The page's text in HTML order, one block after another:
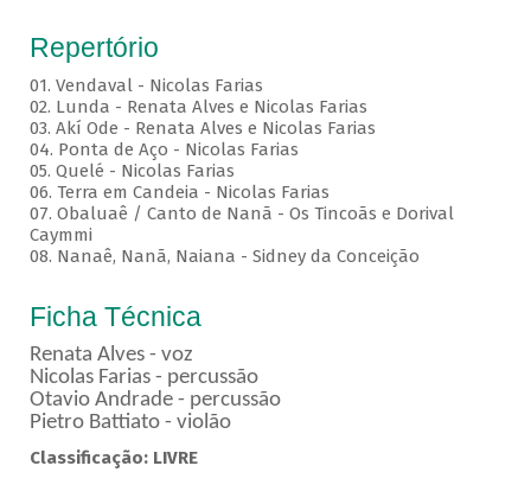
Repertório
01. Vendaval - Nicolas Farias
02. Lunda - Renata Alves e Nicolas Farias
03. Akí Ode - Renata Alves e Nicolas Farias
04. Ponta de Aço - Nicolas Farias
05. Quelé - Nicolas Farias
06. Terra em Candeia - Nicolas Farias
07. Obaluaê / Canto de Nanã - Os Tincoãs e Dorival
Caymmi
08. Nanaê, Nanã, Naiana - Sidney da Conceição
Ficha Técnica
Renata Alves - voz
Nicolas Farias - percussão
Otavio Andrade - percussão
Pietro Battiato - violão
Classificação: LIVRE